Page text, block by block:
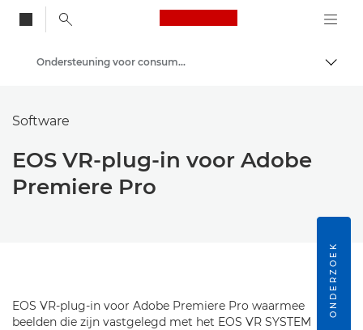
Canon Logo, back
Ondersteuning voor consumenten-producten
Software
EOS VR-plug-in voor Adobe
Premiere Pro
EOS VR-plug-in voor Adobe Premiere Pro waarmee
beelden die zijn vastgelegd met het EOS VR SYSTEM
ONDERZOEK